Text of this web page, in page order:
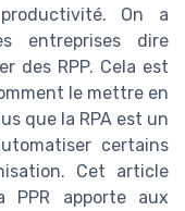
On a
entreprises dire
des RPP. Cela est
le mettre en
que la RPA est un
certains
Cet article
PPR apporte aux